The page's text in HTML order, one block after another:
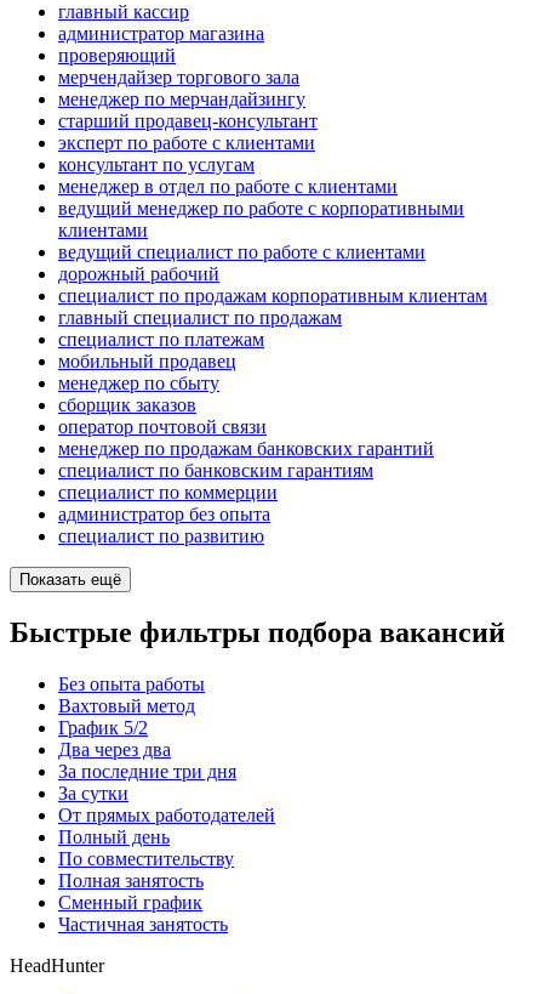
главный кассир
администратор магазина
проверяющий
мерчендайзер торгового зала
менеджер по мерчандайзингу
старший продавец-консультант
эксперт по работе с клиентами
консультант по услугам
менеджер в отдел по работе с клиентами
ведущий менеджер по работе с корпоративными
клиентами
ведущий специалист по работе с клиентами
дорожный рабочий
специалист по продажам корпоративным клиентам
главный специалист по продажам
специалист по платежам
мобильный продавец
менеджер по сбыту
сборщик заказов
оператор почтовой связи
менеджер по продажам банковских гарантий
специалист по банковским гарантиям
специалист по коммерции
администратор без опыта
специалист по развитию
Показать ещё
Быстрые фильтры подбора вакансий
Без опыта работы
Вахтовый метод
График 5/2
Два через два
За последние три дня
За сутки
От прямых работодателей
Полный день
По совместительству
Полная занятость
Сменный график
Частичная занятость
HeadHunter